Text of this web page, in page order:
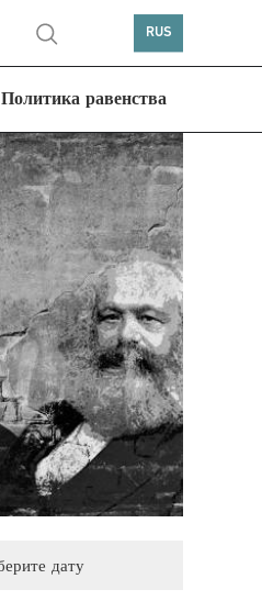
RUS
Политика равенства